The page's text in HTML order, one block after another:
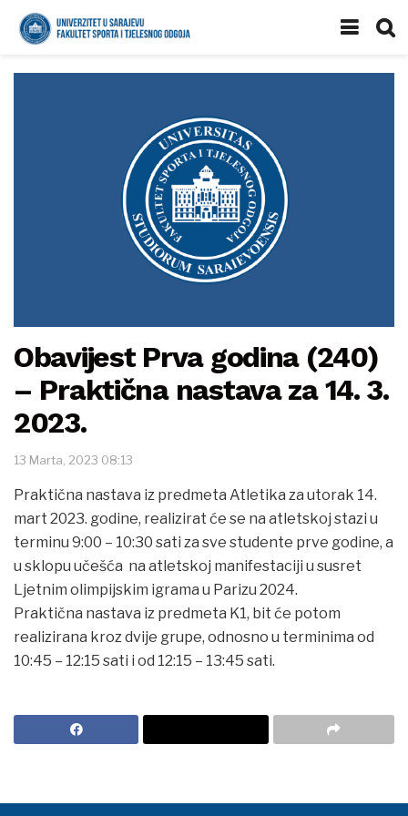
Obavijest Prva godina (240)
– Praktična nastava za 14. 3.
2023.
13 Marta, 2023 08:13
Praktična nastava iz predmeta Atletika za utorak 14.
mart 2023. godine, realizirat će se na atletskoj stazi u
terminu 9:00 – 10:30 sati za sve studente prve godine, a
u sklopu učešća na atletskoj manifestaciji u susret
Ljetnim olimpijskim igrama u Parizu 2024.
Praktična nastava iz predmeta K1, bit će potom
realizirana kroz dvije grupe, odnosno u terminima od
10:45 – 12:15 sati i od 12:15 – 13:45 sati.